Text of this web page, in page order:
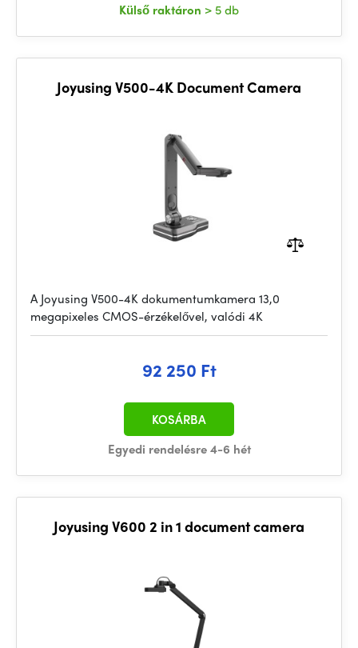
Külső raktáron > 5 db
Joyusing V500-4K Document Camera
A Joyusing V500-4K dokumentumkamera 13,0
megapixeles CMOS-érzékelővel, valódi 4K
92 250 Ft
Egyedi rendelésre 4-6 hét
KOSÁRBA
Joyusing V600 2 in 1 document camera